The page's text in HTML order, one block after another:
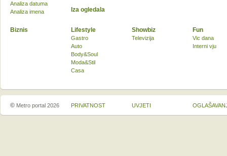
Biznis Lifestyle
Gastro
Auto
Body&Soul
Moda&Stil
Casa
Showbiz
Televizija
Fun
Vic dana
Interni vju
Analiza datuma
Analiza imena
Iza ogledala
© Metro portal 2026 PRIVATNOST UVJETI